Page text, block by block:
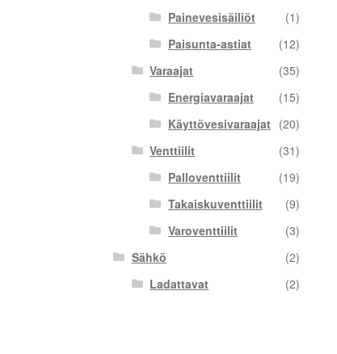
Painevesisäiliöt
(1)
Paisunta-astiat
(12)
Varaajat
(35)
Energiavaraajat
(15)
Käyttövesivaraajat (20)
Venttiilit
(31)
Palloventtiilit
(19)
Takaiskuventtiilit
(9)
Varoventtiilit
(3)
Sähkö
(2)
Ladattavat
(2)